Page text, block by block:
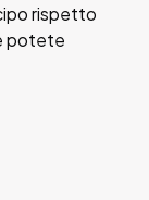
rispetto
potete